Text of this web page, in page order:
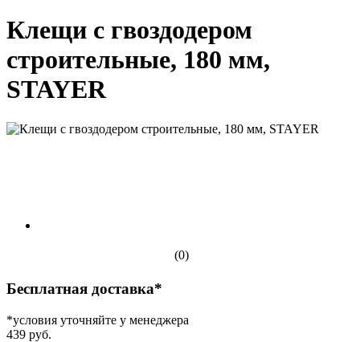
Клещи с гвоздодером
строительные, 180 мм,
STAYER
(0)
Бесплатная доставка*
*условия уточняйте у менеджера
439 руб.